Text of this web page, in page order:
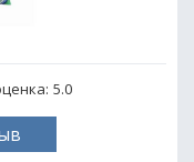
5.0